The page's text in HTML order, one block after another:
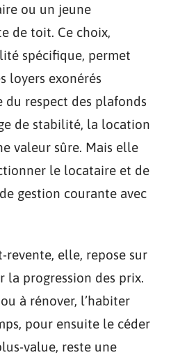
ou un jeune
de toit. Ce choix,
spécifique, permet
loyers exonérés
du respect des plafonds
de stabilité, la location
valeur sûre. Mais elle
le locataire et de
gestion courante avec
revente, elle, repose sur
la progression des prix.
à rénover, l’habiter
pour ensuite le céder
value, reste une